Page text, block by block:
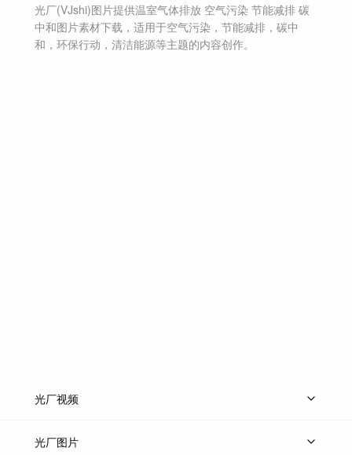
光厂(VJshi)图片提供温室气体排放 空气污染 节能减排 碳
中和图片素材下载，适用于空气污染，节能减排，碳中
和，环保行动，清洁能源等主题的内容创作。
光厂视频
上传视频
光厂图片